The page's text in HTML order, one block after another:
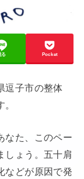
る Pocket
子市の整体
なた、このペー
しょう。五十肩
などが原因で発